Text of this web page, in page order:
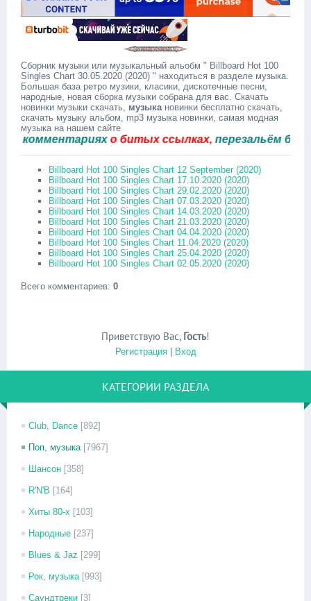
Сборник музыки или музыкальный альобм " Billboard Hot 100
Singles Chart 30.05.2020 (2020) " находиться в разделе музыка.
Большая база ретро музики, класики, дискотечные песни,
народные, новая сборка музыки собрана для вас. Скачать
новинки музыки скачать, музыкановинки бесплатно скачать,
скачать музыку альбом, mp3 музыка новинки, самая модная
музыка на нашем сайте
о битых ссылках,перезальём быстро.
Billboard Hot 100 Singles Chart 12 September (2020)
Billboard Hot 100 Singles Chart 17.10.2020 (2020)
Billboard Hot 100 Singles Chart 29.02.2020 (2020)
Billboard Hot 100 Singles Chart 07.03.2020 (2020)
Billboard Hot 100 Singles Chart 14.03.2020 (2020)
Billboard Hot 100 Singles Chart 21.03.2020 (2020)
Billboard Hot 100 Singles Chart 04.04.2020 (2020)
Billboard Hot 100 Singles Chart 11.04.2020 (2020)
Billboard Hot 100 Singles Chart 25.04.2020 (2020)
Billboard Hot 100 Singles Chart 02.05.2020 (2020)
Всего комментариев: 0
Приветствую Вас, Гость!
Регистрация| Вход
КАТЕГОРИИ РАЗДЕЛА
Club, Dance [892]
Поп, музыка [7967]
Шансон [358]
R'N'B [164]
Хиты 80-х [103]
Народные [237]
Blues & Jaz [299]
Рок, музыка [993]
Саундтреки [3]